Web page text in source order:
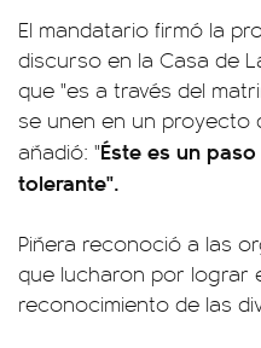
El mandatario firmó la
discurso en la Casa de
que "es a través del
se unen en un proyecto
añadió: "Éste es un
tolerante".
Piñera reconoció a las
que lucharon por lograr
reconocimiento de las